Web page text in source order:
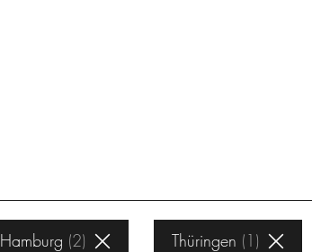
Hamburg 2 Thüringen 1